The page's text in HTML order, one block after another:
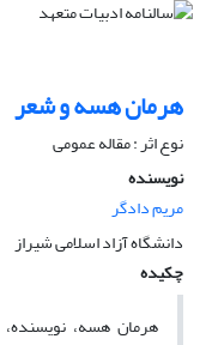
هرمان هسه و شعر
نوع اثر : مقاله عمومی
نویسنده
مریم دادگر
دانشگاه آزاد اسلامی شیراز
چکیده
هرمان هسه،